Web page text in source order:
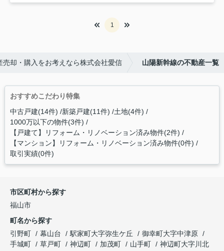
1
売却・購入をお考えなら株式会社愛信 山陽新幹線の不動産一覧
おすすめこだわり特集
中古戸建(14件) 新築戸建(11件) 土地(4件)
1000万以下の物件(3件)
【戸建て】リフォーム・リノベーション済み物件(2件)
【マンション】リフォーム・リノベーション済み物件(0件)
取引実績(0件)
市区町村から探す
福山市
町名から探す
引野町
幕山台 駅家町大字弥生ケ丘
御幸町大字中津原
手城町
草戸町 神辺町 加茂町 山手町
神辺町大字川北